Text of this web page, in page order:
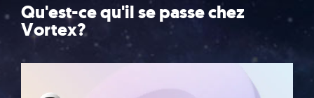
Qu'est-ce qu'il se passe chez
Vortex?